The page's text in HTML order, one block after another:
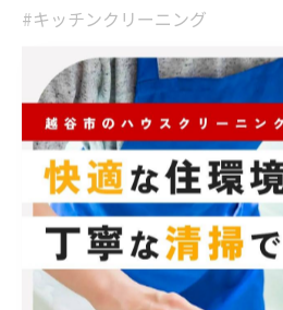
#キッチンクリーニング
< 前のページ 一覧に戻る
カテゴリー